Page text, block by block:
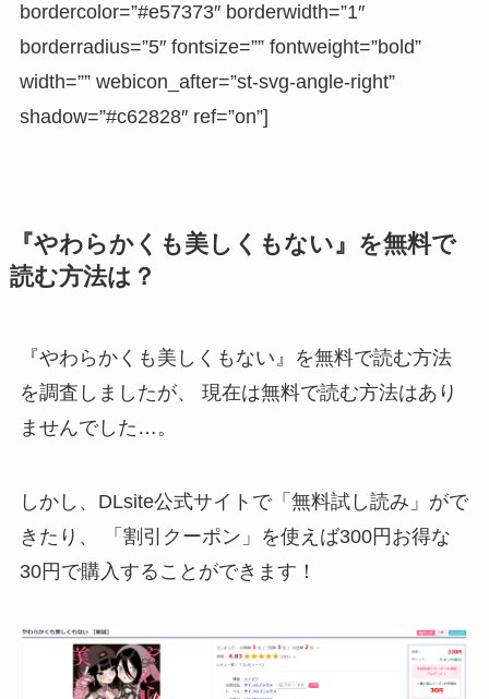
bordercolor=”#e57373″ borderwidth=”1″
borderradius=”5″ fontsize=”” fontweight=”bold”
width=”” webicon_after=”st-svg-angle-right”
shadow=”#c62828″ ref=”on”]
『やわらかくも美しくもない』を無料で
読む方法は？
『やわらかくも美しくもない』を無料で読む方法
を調査しましたが、 現在は無料で読む方法はあり
ませんでした…。
しかし、DLsite公式サイトで「 無料試し読み 」がで
きたり、 「 割引クーポン 」を使えば300円お得な
30円 で購入することができます！